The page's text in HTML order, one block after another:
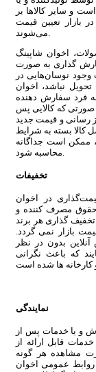
و سایر کالاها بر
بازار تعیین قیمت
اخوان شاپینگ
گذاری به صورت
وجود نوسان‌‏هایی در
نباشد، اخوان
فرد سفارش‌ ‏دهنده
صورتی که کالایی پس
و قیمت جدید
کالا بسته به شرایط
ممکن است جداگانه
تخفیفات
در اخوان
حقوق مصرف کننده و
گذاری هر برند
بازار نمی گردد.
بدون در نظر
که باعث نگرانی
نمایندگی
و یا خدمات پس از
قابل ارائه از
مشاهده هر گونه
روابط عمومی اخوان